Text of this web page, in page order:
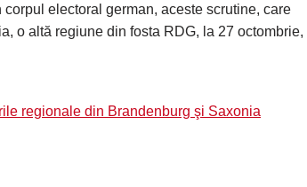
electoral german, aceste scrutine, care
o altă regiune din fosta RDG, la 27 octombrie,
regionale din Brandenburg şi Saxonia